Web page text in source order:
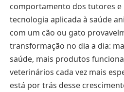
comportamento dos tutores e
tecnologia aplicada à saúde
com um cão ou gato
transformação no dia a dia:
saúde, mais produtos
veterinários cada vez mais
está por trás desse